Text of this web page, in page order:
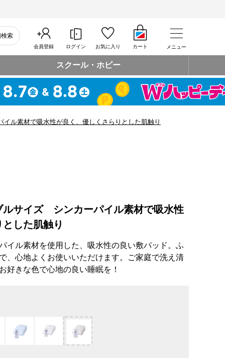
索
会員登録 ログイン お気に入り カート メニュー
スクール・ホビー
ル素材で吸水性が良く、優しくさらりとした肌触り
サイズ シンカーパイル素材で吸水性
した肌触り
イル素材を使用した、吸水性の良い敷パッド。ふ
、心地よくお使いいただけます。ご家庭で洗え清
好きな色で心地の良い睡眠を！